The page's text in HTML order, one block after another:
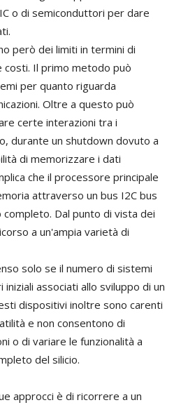
o di semiconduttori per dare
però dei limiti in termini di
Il primo metodo può
per quanto riguarda
Oltre a questo può
certe interazioni tra i
durante un shutdown dovuto a
di memorizzare i dati
che il processore principale
attraverso un bus I2C bus
Dal punto di vista dei
a un'ampia varietà di
solo se il numero di sistemi
associati allo sviluppo di un
dispositivi inoltre sono carenti
e non consentono di
o di variare le funzionalità a
del silicio.
approcci è di ricorrere a un